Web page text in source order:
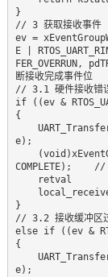
}
// 3 获取接收事件
ev =
E |
FER_OVERRUN,
断接收完成事件位
// 3.1 硬件接收
if ((ev &
{
    UART_TransferAbortReceive(handle->base, handle->t_stat
e);
COMPLETE);    //
}
// 3.2 接收缓冲区
else if ((ev &
{
    UART_TransferAbortReceive(handle->base, handle->t_stat
e);